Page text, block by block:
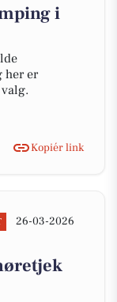
i
her er
Kopiér link
26-03-2026